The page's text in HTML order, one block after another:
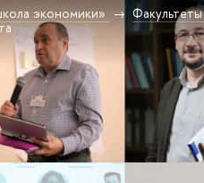
экономики» Факультеты